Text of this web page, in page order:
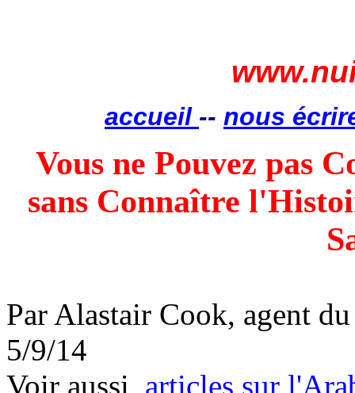
accueil -- nous
Vous ne Pouvez pas
sansConnaître
Par Alastair Cook, agent
5/9/14
Voir aussi articles sur